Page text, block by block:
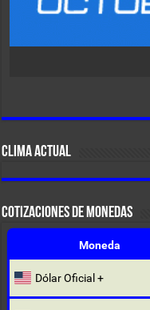
CLIMA ACTUAL
COTIZACIONES DE MONEDAS
Moneda
Dólar Oficial +